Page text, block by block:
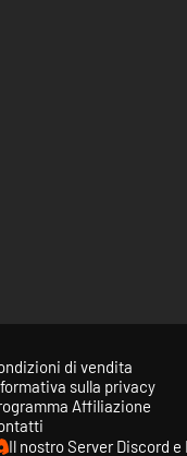
di vendita
sulla privacy
Affiliazione
Il nostro Server Discord e